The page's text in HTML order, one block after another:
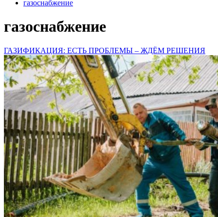
газоснабжение
газоснабжение
ГАЗИФИКАЦИЯ: ЕСТЬ ПРОБЛЕМЫ – ЖДЁМ РЕШЕНИЯ